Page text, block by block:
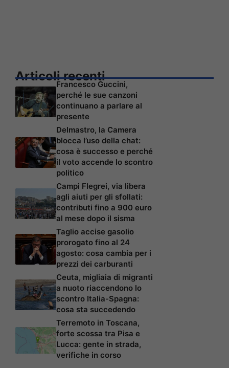
Articoli recenti
Francesco Guccini,
perché le sue canzoni
continuano a parlare al
presente
Delmastro, la Camera
blocca l’uso della chat:
cosa è successo e perché
il voto accende lo scontro
politico
Campi Flegrei, via libera
agli aiuti per gli sfollati:
contributi fino a 900 euro
al mese dopo il sisma
Taglio accise gasolio
prorogato fino al 24
agosto: cosa cambia per i
prezzi dei carburanti
Ceuta, migliaia di migranti
a nuoto riaccendono lo
scontro Italia-Spagna:
cosa sta succedendo
Terremoto in Toscana,
forte scossa tra Pisa e
Lucca: gente in strada,
verifiche in corso